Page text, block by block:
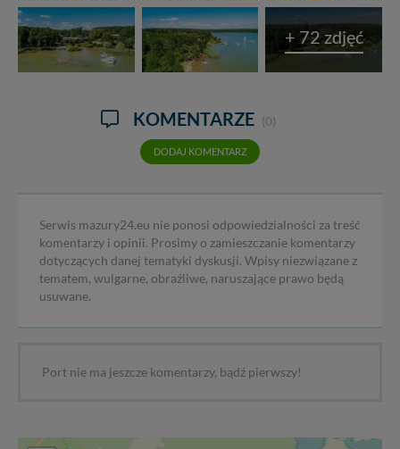
+ 72 zdjęć
KOMENTARZE (0)
DODAJ KOMENTARZ
Serwis mazury24.eu nie ponosi odpowiedzialności za treść
komentarzy i opinii. Prosimy o zamieszczanie komentarzy
dotyczących danej tematyki dyskusji. Wpisy niezwiązane z
tematem, wulgarne, obraźliwe, naruszające prawo będą
usuwane.
Port nie ma jeszcze komentarzy, bądź pierwszy!